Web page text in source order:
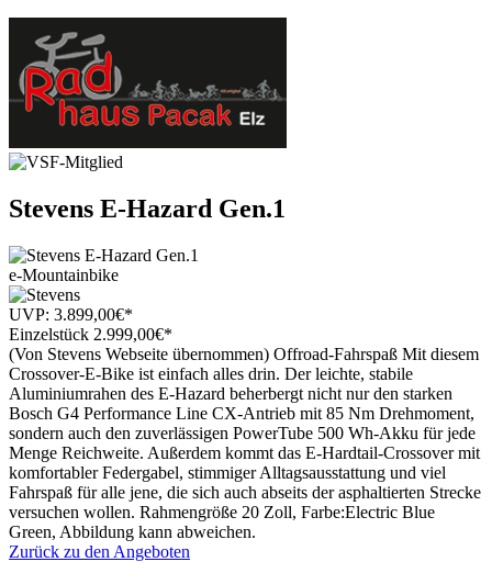
Stevens E-Hazard Gen.1
e-Mountainbike
UVP: 3.899,00€*
Einzelstück 2.999,00€*
(Von Stevens Webseite übernommen) Offroad-Fahrspaß Mit diesem
Crossover-E-Bike ist einfach alles drin. Der leichte, stabile
Aluminiumrahen des E-Hazard beherbergt nicht nur den starken
Bosch G4 Performance Line CX-Antrieb mit 85 Nm Drehmoment,
sondern auch den zuverlässigen PowerTube 500 Wh-Akku für jede
Menge Reichweite. Außerdem kommt das E-Hardtail-Crossover mit
komfortabler Federgabel, stimmiger Alltagsausstattung und viel
Fahrspaß für alle jene, die sich auch abseits der asphaltierten Strecke
versuchen wollen. Rahmengröße 20 Zoll, Farbe:Electric Blue
Green, Abbildung kann abweichen.
Zurück zu den Angeboten